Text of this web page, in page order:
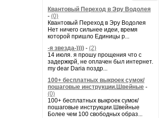
Квантовый Переход в Эру Водолея
- (0)
Квантовый Переход в Эру Водолея
Нет ничего сильнее идеи, время
которой пришло Единицы р...
-я звезда-)))) - (2)
14 июля. я прошу прощения что с
задержкрй, не оплачен был интернет.
my dear Daria поздр...
100+ бесплатных выкроек сумок/
пошаговые инструкции.Швейные -
(0)
100+ бесплатных выкроек сумок/
пошаговые инструкции.Швейные
Более чем 100 свободных образ...